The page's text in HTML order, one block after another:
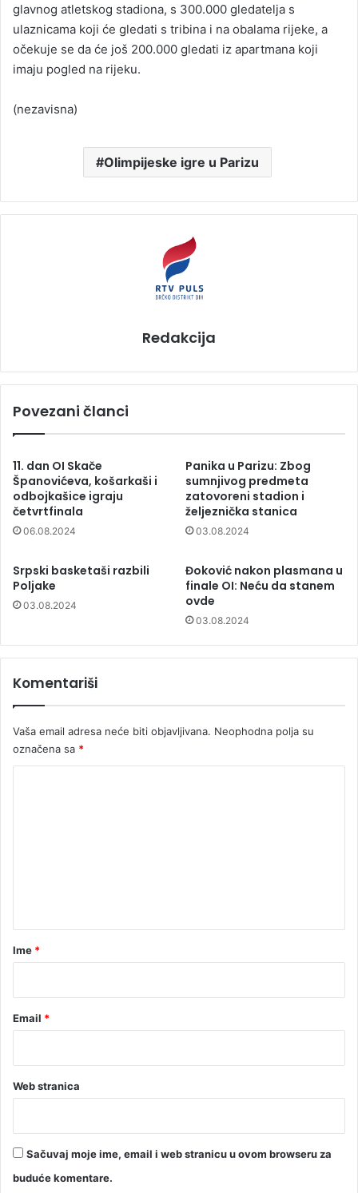
glavnog atletskog stadiona, s 300.000 gledatelja s
ulaznicama koji će gledati s tribina i na obalama rijeke, a
očekuje se da će još 200.000 gledati iz apartmana koji
imaju pogled na rijeku.
(nezavisna)
Olimpijeske igre u Parizu
Redakcija
Povezani članci
11. dan OI Skače
Španovićeva, košarkaši i
odbojkašice igraju
četvrtfinala
06.08.2024
Panika u Parizu: Zbog
sumnjivog predmeta
zatovoreni stadion i
željeznička stanica
03.08.2024
Srpski basketaši razbili
Poljake
03.08.2024
Đoković nakon plasmana u
finale OI: Neću da stanem
ovde
03.08.2024
Komentariši
Vaša email adresa neće biti objavljivana. Neophodna polja su
označena sa *
rIme *
Email *
Web stranica
Sačuvaj moje ime, email i web stranicu u ovom browseru za
buduće komentare.